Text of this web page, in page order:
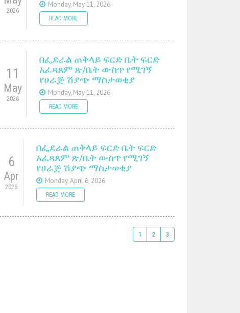
2026
Monday, May 11, 2026
READ MORE
11
May
2026
በፌደራል ጠቅላይ ፍርድ ቤት ፍርድ
አፈጻጸም ጽ/ቤት ውስጥ የሚገኝ
የሀራጅ ሽያጭ ማስታወቂያ
Monday, May 11, 2026
READ MORE
6
Apr
2026
በፌደራል ጠቅላይ ፍርድ ቤት ፍርድ
አፈጻጸም ጽ/ቤት ውስጥ የሚገኝ
የሀራጅ ሽያጭ ማስታወቂያ
Monday, April 6, 2026
READ MORE
1 2 3